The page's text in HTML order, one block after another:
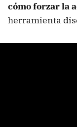
cómo forzar la
herramienta